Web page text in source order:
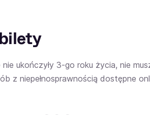
ukończyły 3-go roku życia, nie
z niepełnosprawnością dostępne